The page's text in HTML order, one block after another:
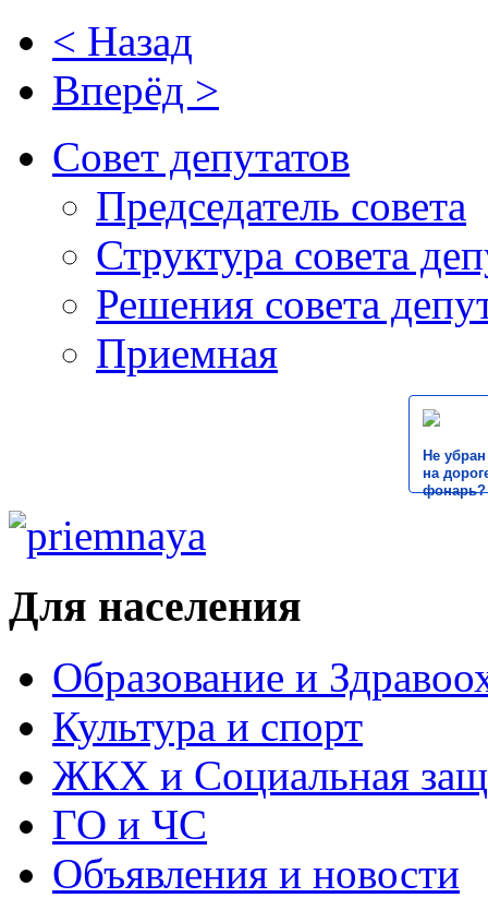
< Назад
Вперёд >
Совет депутатов
Председатель совета
Структура совета
Решения совета
Приемная
Не
на
фонарь?
Для населения
Образование и
Культура и спорт
ЖКХ и Социальная
ГО и ЧС
Объявления и новости